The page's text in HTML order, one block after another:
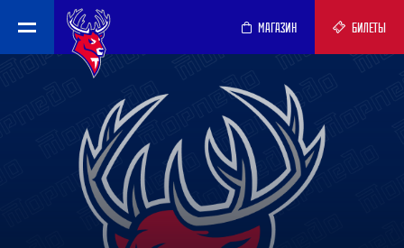
МАГАЗИН БИЛЕТЫ